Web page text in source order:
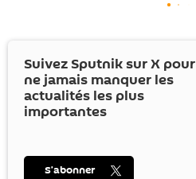
Suivez Sputnik surX pour
ne jamais manquer les
actualités les plus
importantes
S’abonner